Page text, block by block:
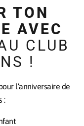
TON
AVEC
CLUB
!
l’anniversaire de
: